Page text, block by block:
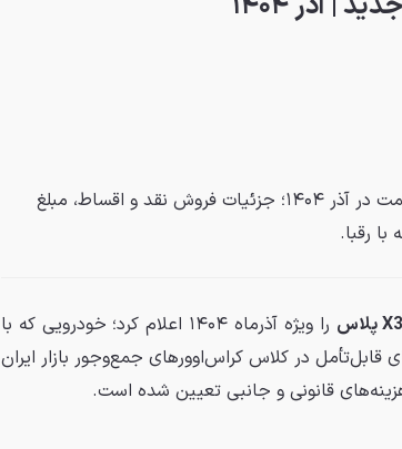
شرایط فروش تیگارد X35 پلاس با افزایش قیمت در آذر ۱۴۰۴؛ جزئیات فروش نقد و اقساط، مبلغ
رقبا.
را ویژه آذرماه ۱۴۰۴ اعلام کرد؛ خودرویی که با
در کلاس کراس‌اوورهای جمع‌وجور بازار ایران
قانونی و جانبی تعیین شده است.